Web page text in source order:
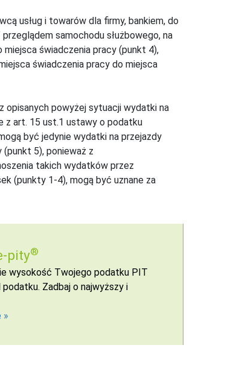
usług i towarów dla firmy, bankiem, do
samochodu służbowego, na
świadczenia pracy (punkt 4),
świadczenia pracy do miejsca
opisanych powyżej sytuacji wydatki na
z art. 15 ust.1 ustawy o podatku
być jedynie wydatki na przejazdy
5), ponieważ z
takich wydatków przez
(punkty 1-4), mogą być uznane za
pity®
wysokość Twojego podatku PIT
Zadbaj o najwyższy i